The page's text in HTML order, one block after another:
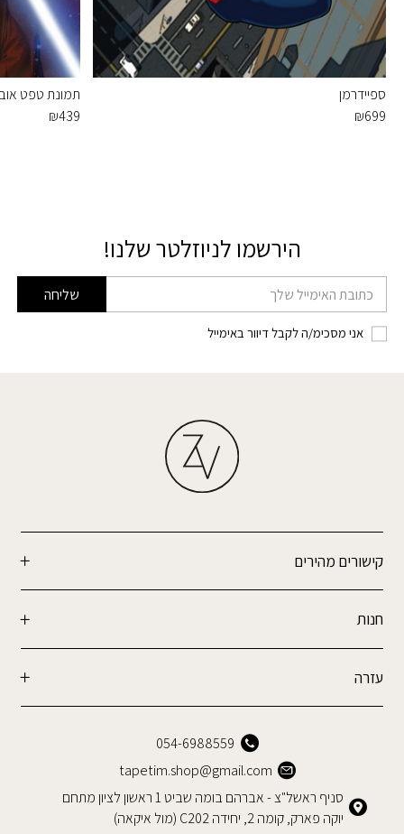
ספיידרמן
₪699
תמונת טפט אובי
₪439
הירשמו לניוזלטר שלנו!
דוא׳׳ל שליחה
אני מסכימ/ה לקבל דיוור באימייל
קישורים מהירים
חנות
עזרה
054-6988559
tapetim.shop@gmail.com
סניף ראשל"צ - אברהם בומה שביט 1 ראשון לציון מתחם
יוקה פארק, קומה 2, יחידה C202 (מול איקאה)